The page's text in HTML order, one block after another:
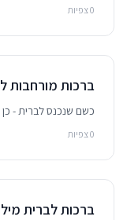
0 צפיות
ברכות מורחבות
כשם שנכנס לברית - כן
0 צפיות
ברכות לברית